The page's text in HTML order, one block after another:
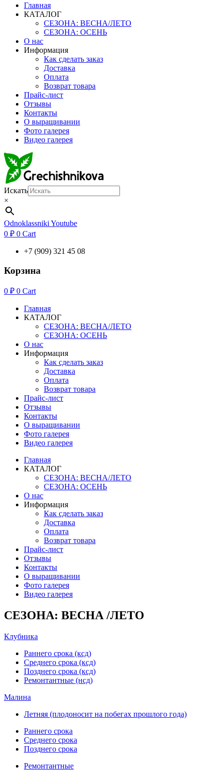
Главная
КАТАЛОГ
СЕЗОНА: ВЕСНА/ЛЕТО
СЕЗОНА: ОСЕНЬ
О нас
Информация
Как сделать заказ
Доставка
Оплата
Возврат товара
Прайс-лист
Отзывы
Контакты
О выращивании
Фото галерея
Видео галерея
Искать
×
Odnoklassniki Youtube
0 ₽ 0 Cart
+7 (909) 321 45 08
Корзина
0 ₽ 0 Cart
Главная
КАТАЛОГ
СЕЗОНА: ВЕСНА/ЛЕТО
СЕЗОНА: ОСЕНЬ
О нас
Информация
Как сделать заказ
Доставка
Оплата
Возврат товара
Прайс-лист
Отзывы
Контакты
О выращивании
Фото галерея
Видео галерея
Главная
КАТАЛОГ
СЕЗОНА: ВЕСНА/ЛЕТО
СЕЗОНА: ОСЕНЬ
О нас
Информация
Как сделать заказ
Доставка
Оплата
Возврат товара
Прайс-лист
Отзывы
Контакты
О выращивании
Фото галерея
Видео галерея
СЕЗОНА: ВЕСНА /ЛЕТО
Клубника
Раннего срока (ксд)
Среднего срока (ксд)
Позднего срока (ксд)
Ремонтантные (нсд)
Малина
Летняя (плодоносит на побегах прошлого года)
Раннего срока
Среднего срока
Позднего срока
Ремонтантные